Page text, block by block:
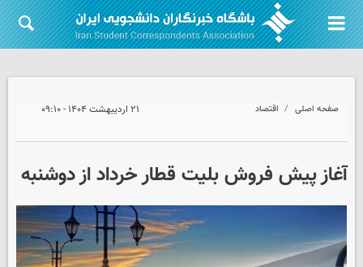
صفحه اصلی اقتصاد ۲۱ اردیبهشت ۱۴۰۴ - ۰۹:۱۰
آغاز پیش فروش بلیت‌ قطار خرداد از دوشنبه